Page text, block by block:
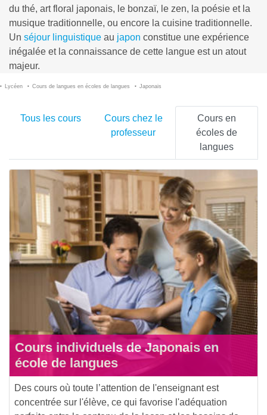
du thé, art floral japonais, le bonzaï, le zen, la poésie et la
musique traditionnelle, ou encore la cuisine traditionnelle.
Un séjour linguistique au japon constitue une expérience
inégalée et la connaissance de cette langue est un atout
majeur.
Lycéen Cours de langues en écoles de langues Japonais
Tous les cours
Cours chez le
professeur
Cours en
écoles de
langues
Cours individuels de Japonais en
école de langues
Des cours où toute l’attention de l'enseignant est
concentrée sur l'élève, ce qui favorise l'adéquation